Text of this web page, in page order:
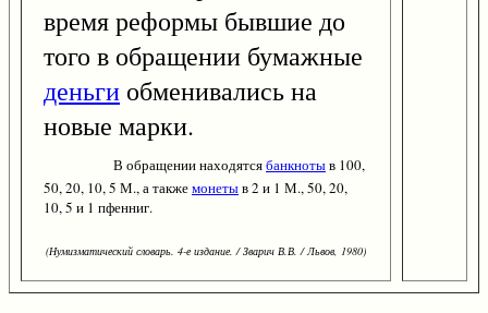
время реформы бывшие до
того в обращении бумажные
деньги обменивались на
новые марки.
В обращении находятсябанкнотыв 100,
50, 20, 10, 5 М., а такжемонетыв 2 и 1 М., 50, 20,
10, 5 и 1 пфенниг.
(Нумизматический словарь. 4-е издание. / Зварич В.В. / Львов, 1980)